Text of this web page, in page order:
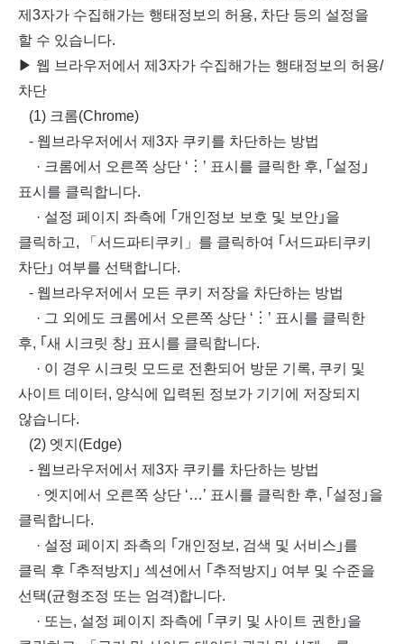
제3자가 수집해가는 행태정보의 허용, 차단 등의 설정을
할 수 있습니다.
▶ 웹 브라우저에서 제3자가 수집해가는 행태정보의 허용/
차단
(1) 크롬(Chrome)
- 웹브라우저에서 제3자 쿠키를 차단하는 방법
· 크롬에서 오른쪽 상단 ‘︙’ 표시를 클릭한 후, ｢설정｣
표시를 클릭합니다.
· 설정 페이지 좌측에 ｢개인정보 보호 및 보안｣을
클릭하고, 「서드파티쿠키」를 클릭하여 ｢서드파티쿠키
차단｣ 여부를 선택합니다.
- 웹브라우저에서 모든 쿠키 저장을 차단하는 방법
· 그 외에도 크롬에서 오른쪽 상단 ‘︙’ 표시를 클릭한
후, ｢새 시크릿 창｣ 표시를 클릭합니다.
· 이 경우 시크릿 모드로 전환되어 방문 기록, 쿠키 및
사이트 데이터, 양식에 입력된 정보가 기기에 저장되지
않습니다.
(2) 엣지(Edge)
- 웹브라우저에서 제3자 쿠키를 차단하는 방법
· 엣지에서 오른쪽 상단 ‘…’ 표시를 클릭한 후, ｢설정｣을
클릭합니다.
· 설정 페이지 좌측의 ｢개인정보, 검색 및 서비스｣를
클릭 후 ｢추적방지｣ 섹션에서 ｢추적방지｣ 여부 및 수준을
선택(균형조정 또는 엄격)합니다.
· 또는, 설정 페이지 좌측에 ｢쿠키 및 사이트 권한｣을